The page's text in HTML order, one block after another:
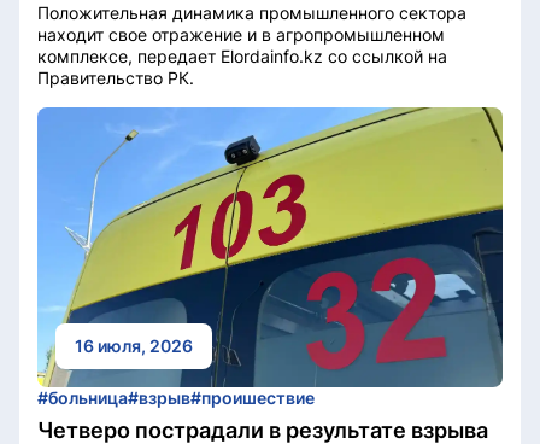
Положительная динамика промышленного сектора
находит свое отражение и в агропромышленном
комплексе, передает Elordainfo.kz со ссылкой на
Правительство РК.
16 июля, 2026
#больница#взрыв#проишествие
Четверо пострадали в результате взрыва